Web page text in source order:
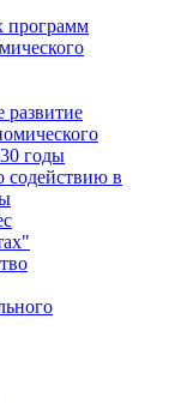
программ
развитие
годы
содействию в